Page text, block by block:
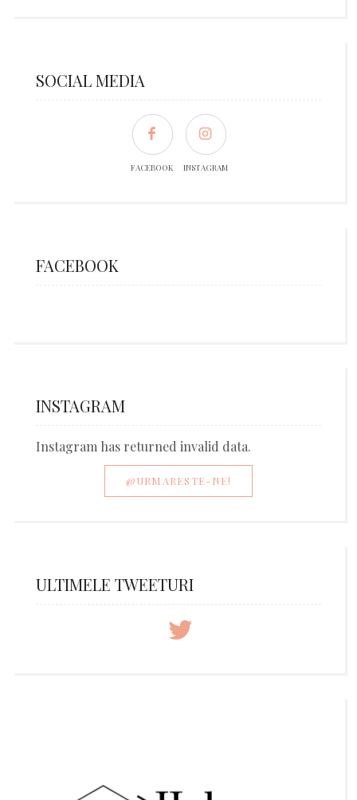
SOCIAL MEDIA
FACEBOOK INSTAGRAM
FACEBOOK
INSTAGRAM
Instagram has returned invalid data.
@URMARESTE-NE!
ULTIMELE TWEETURI